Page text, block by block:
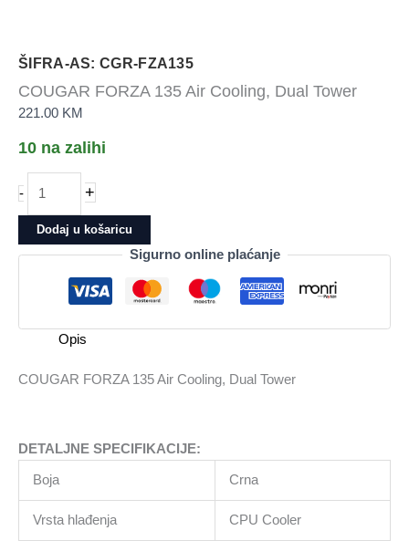
ŠIFRA-AS: CGR-FZA135
COUGAR FORZA 135 Air Cooling, Dual Tower
221.00 KM
10 na zalihi
-
COUGAR
FORZA
135
Air
količina
+
Dodaj u košaricu
Sigurno online plaćanje
Opis
COUGAR FORZA 135 Air Cooling, Dual Tower
DETALJNE SPECIFIKACIJE:
Boja Crna
Vrsta hlađenja CPU Cooler